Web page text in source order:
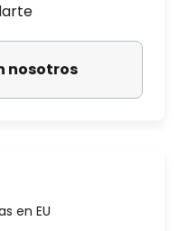
nosotros
en EU